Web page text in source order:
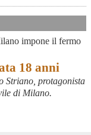
impone il fermo
18 anni
Striano, protagonista
di Milano.